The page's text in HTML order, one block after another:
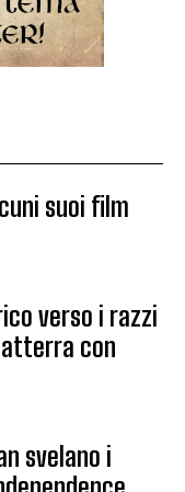
suoi film
verso i razzi
atterra con
svelano i